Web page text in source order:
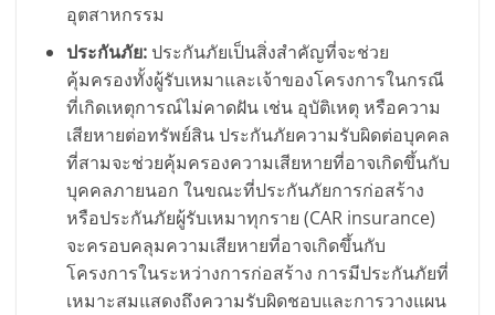
อุตสาหกรรม
ประกันภัย:ประกันภัยเป็นสิ่งสำคัญที่จะช่วย
คุ้มครองทั้งผู้รับเหมาและเจ้าของโครงการในกรณี
ที่เกิดเหตุการณ์ไม่คาดฝัน เช่น อุบัติเหตุ หรือความ
เสียหายต่อทรัพย์สิน ประกันภัยความรับผิดต่อบุคคล
ที่สามจะช่วยคุ้มครองความเสียหายที่อาจเกิดขึ้นกับ
บุคคลภายนอก ในขณะที่ประกันภัยการก่อสร้าง
หรือประกันภัยผู้รับเหมาทุกราย (CAR insurance)
จะครอบคลุมความเสียหายที่อาจเกิดขึ้นกับ
โครงการในระหว่างการก่อสร้าง การมีประกันภัยที่
เหมาะสมแสดงถึงความรับผิดชอบและการวางแผน